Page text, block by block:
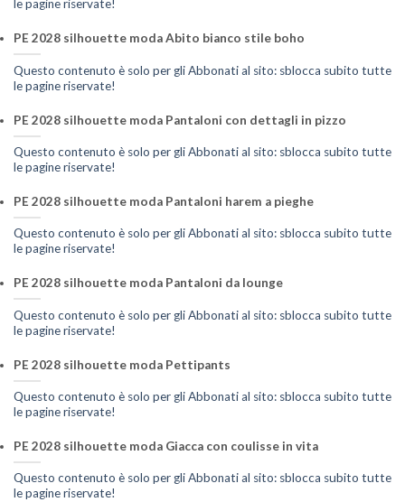
le pagine riservate!
PE 2028 silhouette moda Abito bianco stile boho
Questo contenuto è solo per gli Abbonati al sito: sblocca subito tutte
le pagine riservate!
PE 2028 silhouette moda Pantaloni con dettagli in pizzo
Questo contenuto è solo per gli Abbonati al sito: sblocca subito tutte
le pagine riservate!
PE 2028 silhouette moda Pantaloni harem a pieghe
Questo contenuto è solo per gli Abbonati al sito: sblocca subito tutte
le pagine riservate!
PE 2028 silhouette moda Pantaloni da lounge
Questo contenuto è solo per gli Abbonati al sito: sblocca subito tutte
le pagine riservate!
PE 2028 silhouette moda Pettipants
Questo contenuto è solo per gli Abbonati al sito: sblocca subito tutte
le pagine riservate!
PE 2028 silhouette moda Giacca con coulisse in vita
Questo contenuto è solo per gli Abbonati al sito: sblocca subito tutte
le pagine riservate!